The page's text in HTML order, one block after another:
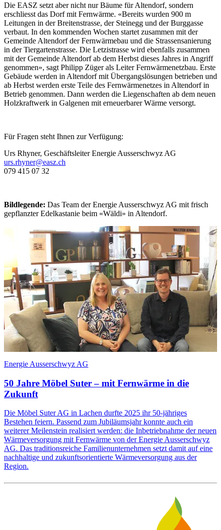
Die EASZ setzt aber nicht nur Bäume für Altendorf, sondern
erschliesst das Dorf mit Fernwärme. «Bereits wurden 900 m
Leitungen in der Breitenstrasse, der Steinegg und der Burggasse
verbaut. In den kommenden Wochen startet zusammen mit der
Gemeinde Altendorf der Fernwärmebau und die Strassensanierung
in der Tiergartenstrasse. Die Letzistrasse wird ebenfalls zusammen
mit der Gemeinde Altendorf ab dem Herbst dieses Jahres in Angriff
genommen», sagt Philipp Züger als Leiter Fernwärmenetzbau. Erste
Gebäude werden in Altendorf mit Übergangslösungen betrieben und
ab Herbst werden erste Teile des Fernwärmenetzes in Altendorf in
Betrieb genommen. Dann werden die Liegenschaften ab dem neuen
Holzkraftwerk in Galgenen mit erneuerbarer Wärme versorgt.
Für Fragen steht Ihnen zur Verfügung:
Urs Rhyner, Geschäftsleiter Energie Ausserschwyz AG
urs.rhyner@easz.ch
079 415 07 32
Bildlegende: Das Team der Energie Ausserschwyz AG mit frisch
gepflanzter Edelkastanie beim «Wäldi» in Altendorf.
Energie Ausserschwyz AG
50 Jahre Möbel Suter – mit Fernwärme in die
Zukunft
Die Möbel Suter AG in Lachen durfte 2025 ihr 50-jähriges
Bestehen feiern. Passend zum Jubiläumsjahr konnte auch ein
weiterer Meilenstein realisiert werden: die Inbetriebnahme der neuen
Wärmeversorgung mit Fernwärme von der Energie Ausserschwyz
AG. Das traditionsreiche Familienunternehmen setzt damit auf eine
nachhaltige und zukunftsorientierte Wärmeversorgung aus der
Region.